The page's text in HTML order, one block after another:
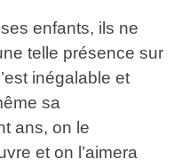
enfants, ils ne
telle présence sur
inégalable et
sa
ans, on le
et on l’aimera